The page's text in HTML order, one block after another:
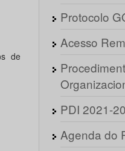
de
Protocolo
Acesso
PDI 2021-
Agenda do